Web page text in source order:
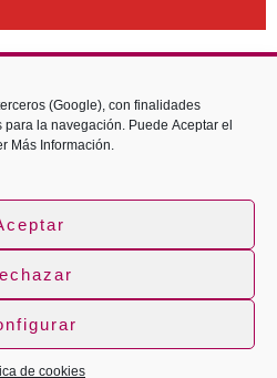
(Google), con finalidades
la navegación. Puede Aceptar el
Más Información.
de cookies
duda?